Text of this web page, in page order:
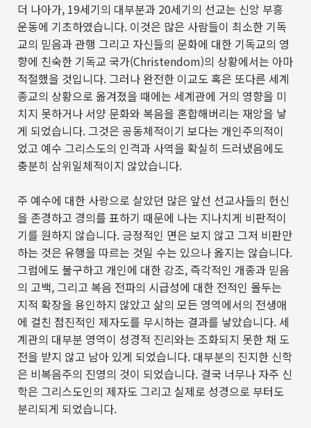
더 나아가, 19세기의 대부분과 20세기의 선교는 신앙 부흥
운동에 기초하였습니다. 이것은 많은 사람들이 최소한 기독
교의 믿음과 관행 그리고 자신들의 문화에 대한 기독교의 영
향에 친숙한 기독교 국가(Christendom)의 상황에서는 아마
적절했을 것입니다. 그러나 완전한 이교도 혹은 또다른 세계
종교의 상황으로 옮겨졌을 때에는 세계관에 거의 영향을 미
치지 못하거나 서양 문화와 복음을 혼합해버리는 재앙을 낳
게 되었습니다. 그것은 공동체적이기 보다는 개인주의적이
었고 예수 그리스도의 인격과 사역을 확실히 드러냈음에도
충분히 삼위일체적이지 않았습니다.
주 예수에 대한 사랑으로 살았던 많은 앞선 선교사들의 헌신
을 존경하고 경의를 표하기 때문에 나는 지나치게 비판적이
기를 원하지 않습니다. 긍정적인 면은 보지 않고 그저 비판만
하는 것은 유행을 따르는 것일 수는 있으나 옳지는 않습니다.
그럼에도 불구하고 개인에 대한 강조, 즉각적인 개종과 믿음
의 고백, 그리고 복음 전파의 시급성에 대한 전적인 몰두는
지적 확장을 용인하지 않았고 삶의 모든 영역에서의 전생애
에 걸친 점진적인 제자도를 무시하는 결과를 낳았습니다.세
계관의 대부분 영역이 성경적 진리와는 조화되지 못한 채 도
전을 받지 않고 남아 있게 되었습니다. 대부분의 진지한 신학
은 비복음주의 진영의 것이 되었습니다. 결국 너무나 자주 신
학은 그리스도인의 제자도 그리고 실제로 성경으로 부터도
분리되게 되었습니다.